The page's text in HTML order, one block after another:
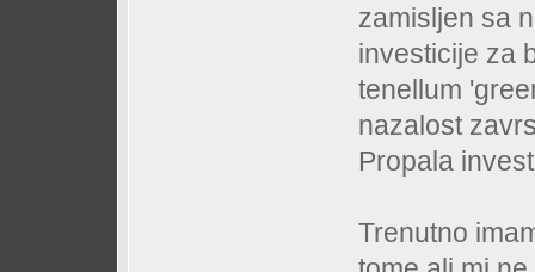
zamisljen sa
investicije za
tenellum
nazalost
Propala
Trenutno